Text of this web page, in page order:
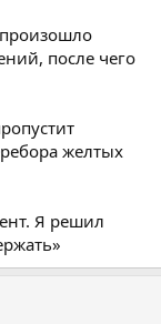
после чего
желтых
Я решил